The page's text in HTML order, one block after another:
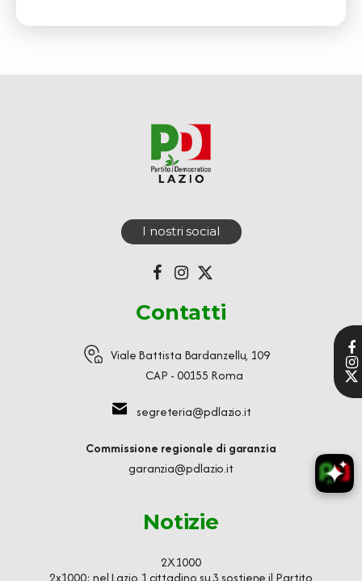
I nostri social
Contatti
Viale Battista Bardanzellu, 109
CAP - 00155 Roma
segreteria@pdlazio.it
Commissione regionale di garanzia
garanzia@pdlazio.it
Notizie
2X1000
2x1000: nel Lazio 1 cittadino su 3 sostiene il Partito